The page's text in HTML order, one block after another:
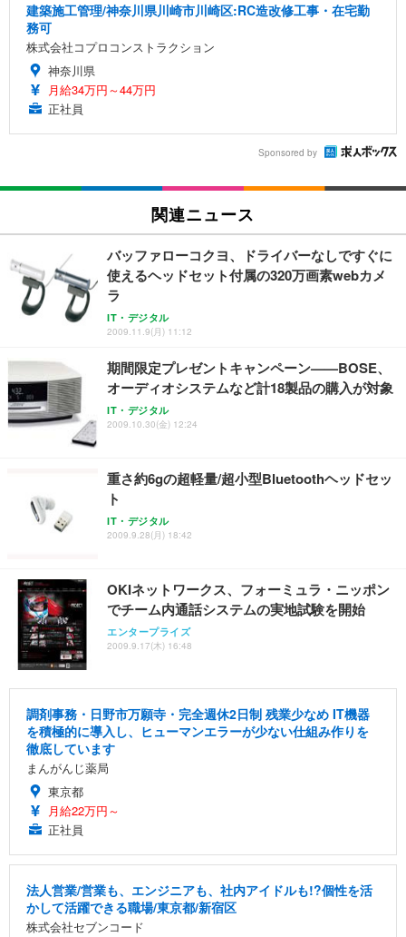
建築施工管理/神奈川県川崎市川崎区:RC造改修工事・在宅勤
務可
株式会社コプロコンストラクション
神奈川県
月給34万円～44万円
正社員
Sponsored by
関連ニュース
バッファローコクヨ、ドライバーなしですぐに
使えるヘッドセット付属の320万画素webカメ
ラ
IT・デジタル
2009.11.9(月) 11:12
期間限定プレゼントキャンペーン——BOSE、
オーディオシステムなど計18製品の購入が対象
IT・デジタル
2009.10.30(金) 12:24
重さ約6gの超軽量/超小型Bluetoothヘッドセッ
ト
IT・デジタル
2009.9.28(月) 18:42
OKIネットワークス、フォーミュラ・ニッポン
でチーム内通話システムの実地試験を開始
エンタープライズ
2009.9.17(木) 16:48
調剤事務・日野市万願寺・完全週休2日制 残業少なめ IT機器
を積極的に導入し、ヒューマンエラーが少ない仕組み作りを
徹底しています
まんがんじ薬局
東京都
月給22万円～
正社員
法人営業/営業も、エンジニアも、社内アイドルも!?個性を活
かして活躍できる職場/東京都/新宿区
株式会社セブンコード